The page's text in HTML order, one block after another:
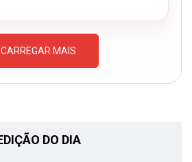
CARREGAR MAIS
DO DIA